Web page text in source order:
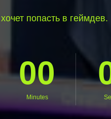
попасть в геймдев.
00
Minutes